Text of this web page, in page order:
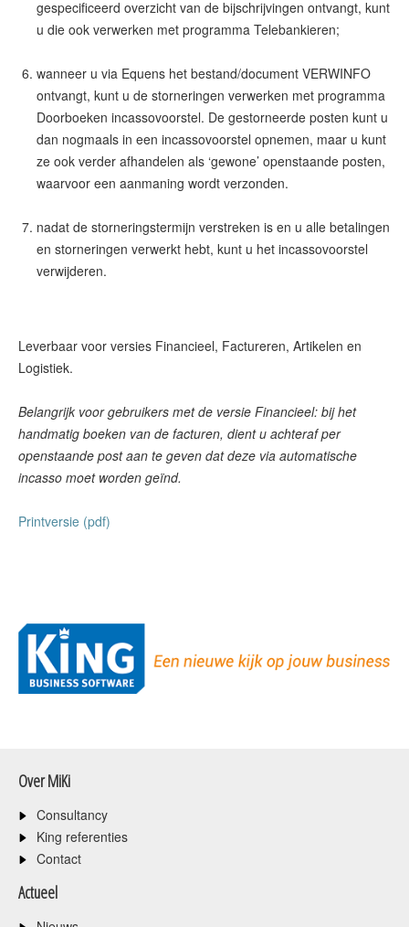
gespecificeerd overzicht van de bijschrijvingen ontvangt, kunt
u die ook verwerken met programma Telebankieren;
wanneer u via Equens het bestand/document VERWINFO
ontvangt, kunt u de storneringen verwerken met programma
Doorboeken incassovoorstel. De gestorneerde posten kunt u
dan nogmaals in een incassovoorstel opnemen, maar u kunt
ze ook verder afhandelen als ‘gewone’ openstaande posten,
waarvoor een aanmaning wordt verzonden.
nadat de storneringstermijn verstreken is en u alle betalingen
en storneringen verwerkt hebt, kunt u het incassovoorstel
verwijderen.
Leverbaar voor versies Financieel, Factureren, Artikelen en
Logistiek.
Belangrijk voor gebruikers met de versie Financieel: bij het
handmatig boeken van de facturen, dient u achteraf per
openstaande post aan te geven dat deze via automatische
incasso moet worden geïnd.
Printversie (pdf)
Over MiKi
Consultancy
King referenties
Contact
Actueel